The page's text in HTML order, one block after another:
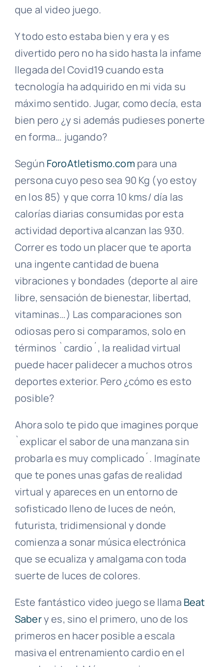
que al video juego.
Y todo esto estaba bien y era y es
divertido pero no ha sido hasta la infame
llegada del Covid19 cuando esta
tecnología ha adquirido en mi vida su
máximo sentido. Jugar, como decía, esta
bien pero ¿y si además pudieses ponerte
en forma… jugando?
Según ForoAtletismo.com para una
persona cuyo peso sea 90 Kg (yo estoy
en los 85) y que corra 10 kms/ día las
calorías diarias consumidas por esta
actividad deportiva alcanzan las 930.
Correr es todo un placer que te aporta
una ingente cantidad de buena
vibraciones y bondades (deporte al aire
libre, sensación de bienestar, libertad,
vitaminas…) Las comparaciones son
odiosas pero si comparamos, solo en
términos `cardio´, la realidad virtual
puede hacer palidecer a muchos otros
deportes exterior. Pero ¿cómo es esto
posible?
Ahora solo te pido que imagines porque
`explicar el sabor de una manzana sin
probarla es muy complicado´. Imagínate
que te pones unas gafas de realidad
virtual y apareces en un entorno de
sofisticado lleno de luces de neón,
futurista, tridimensional y donde
comienza a sonar música electrónica
que se ecualiza y amalgama con toda
suerte de luces de colores.
Este fantástico video juego se llama Beat
Sabery es, sino el primero, uno de los
primeros en hacer posible a escala
masiva el entrenamiento cardio en el